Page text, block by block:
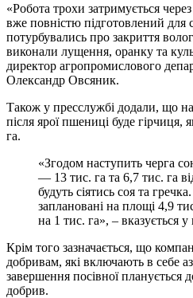
«Робота трохи затримується
вже повністю підготовлений для
потурбувались про закриття
виконали лущення, оранку та
директор агропромислового
Олександр Овсяник.
Також у пресслужбі додали, що
після ярої пшениці буде гірчиця,
га.
«Згодом наступить черга
— 13 тис. га та 6,7 тис. га
будуть сіятись соя та
заплановані на площі 4,9
на 1 тис. га», – вказується у
Крім того зазначається, що
добривам, які включають в себе
завершення посівної планується
добрив.